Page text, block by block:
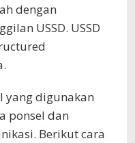
dengan
USSD. USSD
yang digunakan
ponsel dan
Berikut cara